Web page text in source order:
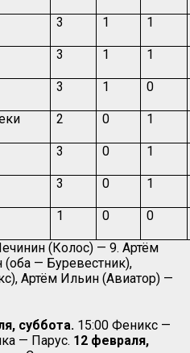
3 1 1
3 1 1
3 1 0
2 0 1
3 0 1
3 0 1
1 0 0
(Колос) — 9. Артём
— Буревестник),
Артём Ильин (Авиатор) —
суббота. 15:00 Феникс —
— Парус. 12 февраля,